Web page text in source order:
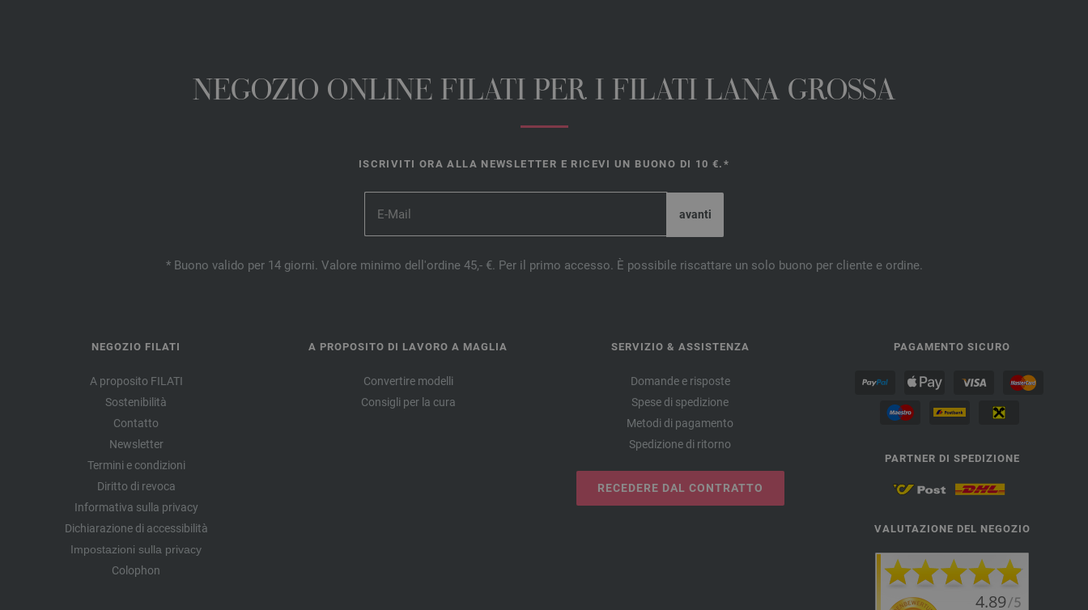
NEGOZIO ONLINE FILATI PER I FILATI LANA GROSSA
ISCRIVITI ORA ALLA NEWSLETTER E RICEVI UN BUONO DI 10 €.*
* Buono valido per 14 giorni. Valore minimo dell'ordine 45,- €. Per il primo accesso. È possibile riscattare un solo buono per cliente e ordine.
NEGOZIO FILATI
A proposito FILATI
Sostenibilità
Contatto
Newsletter
Termini e condizioni
Diritto di revoca
Informativa sulla privacy
Dichiarazione di accessibilità
Impostazioni sulla privacy
Colophon
A PROPOSITO DI LAVORO A MAGLIA
Convertire modelli
Consigli per la cura
SERVIZIO & ASSISTENZA
Domande e risposte
Spese di spedizione
Metodi di pagamento
Spedizione di ritorno
RECEDERE DAL CONTRATTO
PAGAMENTO SICURO
PARTNER DI SPEDIZIONE
VALUTAZIONE DEL NEGOZIO